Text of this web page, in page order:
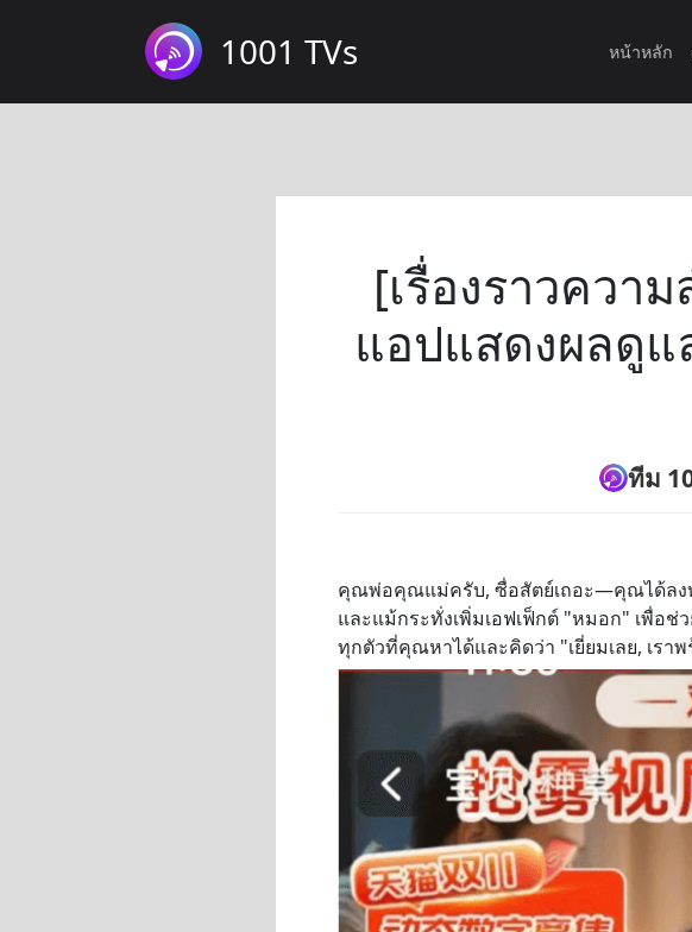
1001 TVs หน้าหลัก
[เรื่องราวควา
แอปแสดงผลดูแ
ทีม
คุณพ่อคุณแม่ครับ, ซื่อสัตย์เถอะ—คุณได้ลง
และแม้กระทั่งเพิ่มเอฟเฟ็กต์ "หมอก" เพื่อ
ทุกตัวที่คุณหาได้และคิดว่า "เยี่ยมเลย, เรา